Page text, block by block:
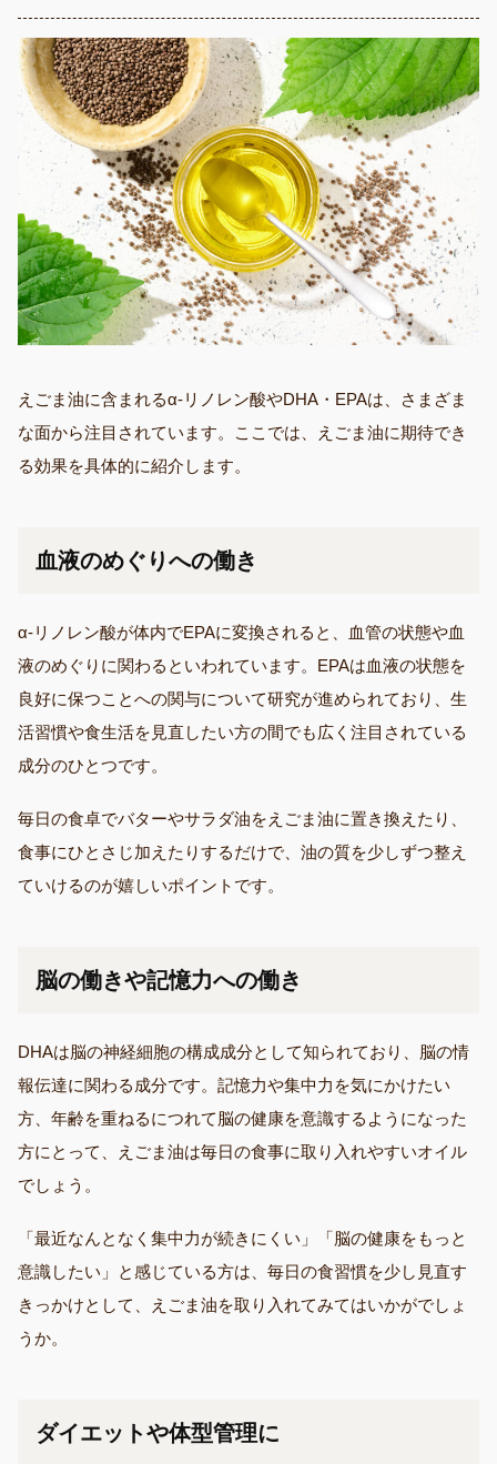
えごま油に含まれるα-リノレン酸やDHA・EPAは、さまざま
な面から注目されています。ここでは、えごま油に期待でき
る効果を具体的に紹介します。
血液のめぐりへの働き
α-リノレン酸が体内でEPAに変換されると、血管の状態や血
液のめぐりに関わるといわれています。EPAは血液の状態を
良好に保つことへの関与について研究が進められており、生
活習慣や食生活を見直したい方の間でも広く注目されている
成分のひとつです。
毎日の食卓でバターやサラダ油をえごま油に置き換えたり、
食事にひとさじ加えたりするだけで、油の質を少しずつ整え
ていけるのが嬉しいポイントです。
脳の働きや記憶力への働き
DHAは脳の神経細胞の構成成分として知られており、脳の情
報伝達に関わる成分です。記憶力や集中力を気にかけたい
方、年齢を重ねるにつれて脳の健康を意識するようになった
方にとって、えごま油は毎日の食事に取り入れやすいオイル
でしょう。
「最近なんとなく集中力が続きにくい」「脳の健康をもっと
意識したい」と感じている方は、毎日の食習慣を少し見直す
きっかけとして、えごま油を取り入れてみてはいかがでしょ
うか。
ダイエットや体型管理に